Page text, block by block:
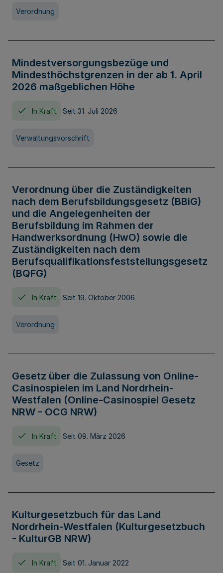
Verordnung
Mindestversorgungsbezüge und
Mindesthöchstgrenzen in der ab 1. April
2026 maßgeblichen Höhe
In Kraft Seit 31. Juli 2026
Verwaltungsvorschrift
Verordnung über die Zuständigkeiten
nach dem Berufsbildungsgesetz (BBiG)
und die Angelegenheiten der
Berufsbildung im Rahmen der
Handwerksordnung (HwO) sowie die
Zuständigkeiten nach dem
Berufsqualifikationsfeststellungsgesetz
(BQFG)
In Kraft Seit 19. Oktober 2006
Verordnung
Gesetz über die Zulassung von Online-
Casinospielen im Land Nordrhein-
Westfalen (Online-Casinospiel Gesetz
NRW - OCG NRW)
In Kraft Seit 09. März 2026
Gesetz
Kulturgesetzbuch für das Land
Nordrhein-Westfalen (Kulturgesetzbuch
- KulturGB NRW)
In Kraft Seit 01. Januar 2022